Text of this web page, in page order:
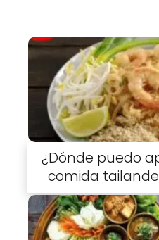
¿Dónde puedo
comida